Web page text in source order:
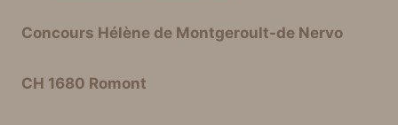
Concours Hélène de Montgeroult-de Nervo
CH 1680 Romont